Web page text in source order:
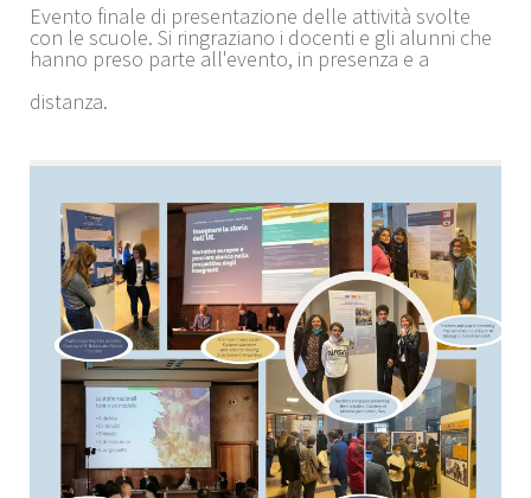
Evento finale di presentazione delle attività svolte
con le scuole. Si ringraziano i docenti e gli alunni che
hanno preso parte all'evento, in presenza e a
distanza.